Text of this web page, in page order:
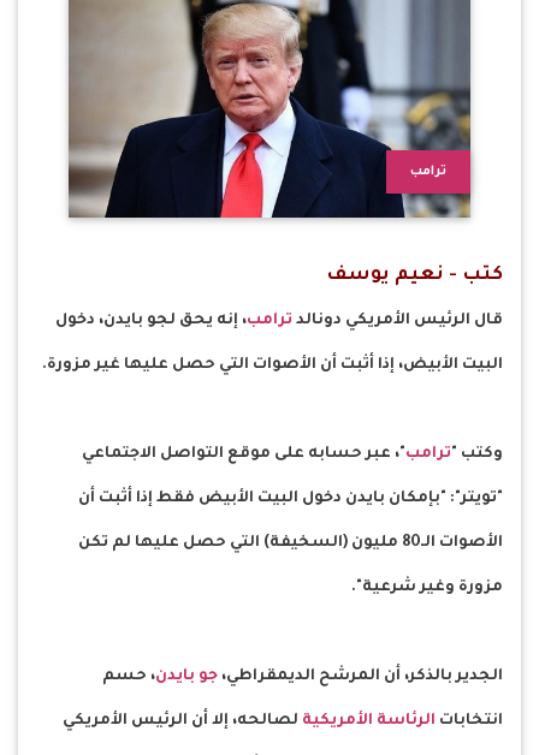
ترامب
كتب - نعيم يوسف
قال الرئيس الأمريكي دونالد ترامب، إنه يحق لجو بايدن، دخول
البيت الأبيض، إذا أثبت أن الأصوات التي حصل عليها غير مزورة.
وكتب "ترامب"، عبر حسابه على موقع التواصل الاجتماعي
"تويتر": "بإمكان بايدن دخول البيت الأبيض فقط إذا أثبت أن
الأصوات الـ80 مليون (السخيفة) التي حصل عليها لم تكن
مزورة وغير شرعية".
الجدير بالذكر، أن المرشح الديمقراطي، جو بايدن، حسم
انتخابات الرئاسة الأمريكية لصالحه، إلا أن الرئيس الأمريكي